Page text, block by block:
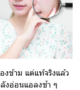
ข้าม แต่แท้จริงแล้ว
งอ่อนแอลงช้า ๆ